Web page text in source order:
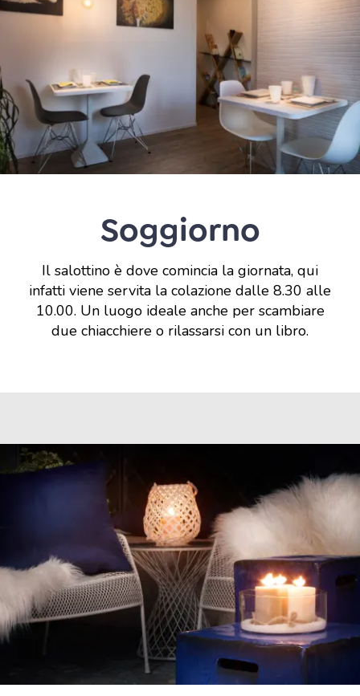
Soggiorno
Il salottino è dove comincia la giornata, qui
infatti viene servita la colazione dalle 8.30 alle
10.00. Un luogo ideale anche per scambiare
due chiacchiere o rilassarsi con un libro.